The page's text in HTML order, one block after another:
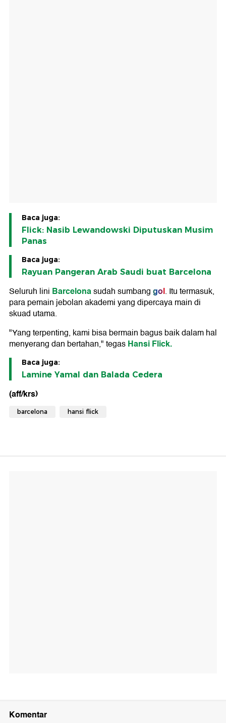
Baca juga:
Flick: Nasib Lewandowski Diputuskan Musim
Panas
Baca juga:
Rayuan Pangeran Arab Saudi buat Barcelona
Seluruh lini Barcelonasudah sumbanggol. Itu termasuk,
para pemain jebolan akademi yang dipercaya main di
skuad utama.
"Yang terpenting, kami bisa bermain bagus baik dalam hal
menyerang dan bertahan," tegasHansi Flick.
Baca juga:
Lamine Yamal dan Balada Cedera
(aff/krs)
barcelona hansi flick
Komentar